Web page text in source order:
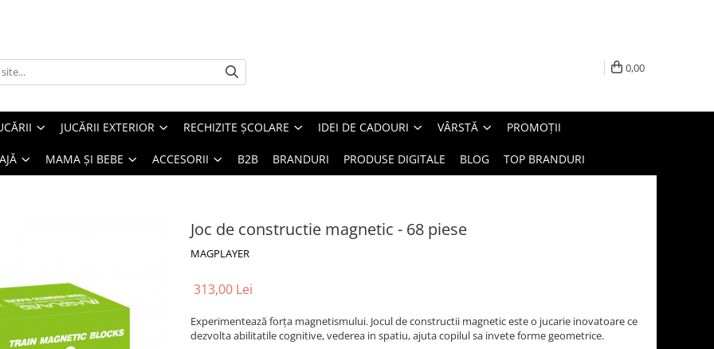
0,00
JUCĂRII EXTERIOR RECHIZITE ȘCOLARE IDEI DE CADOURI VÂRSTĂ PROMOȚII
MAMA ȘI BEBE ACCESORII B2B BRANDURI PRODUSE DIGITALE BLOG TOP BRANDURI
Joc de constructie magnetic - 68 piese
MAGPLAYER
313,00 Lei
Experimentează forţa magnetismului. Jocul de constructii magnetic este o jucarie inovatoare ce
dezvolta abilitatile cognitive, vederea in spatiu, ajuta copilul sa invete forme geometrice.